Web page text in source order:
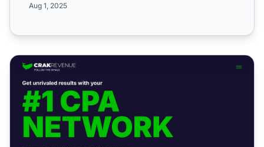
Aug 1, 2025
Programma di affiliazione CrakRevenue